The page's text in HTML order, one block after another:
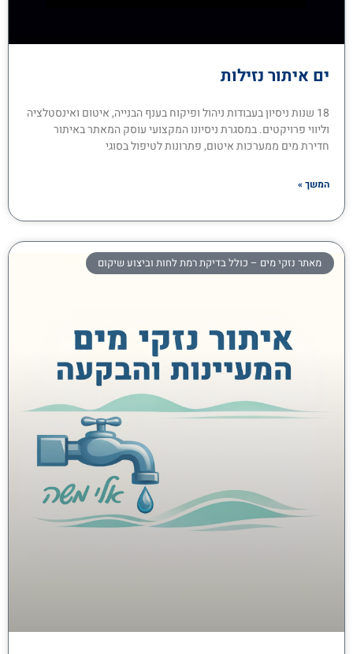
ים איתור נזילות
18 שנות ניסיון בעבודות ניהול ופיקוח בענף הבנייה, איטום ואינסטלציה
וליווי פרויקטים. במסגרת ניסיונו המקצועי עוסק המאתר באיתור
חדירת מים ממערכות איטום, פתרונות לטיפול בסוגי
המשך »
מאתר נזקי מים – כולל בדיקת רמת לחות וביצוע שיקום